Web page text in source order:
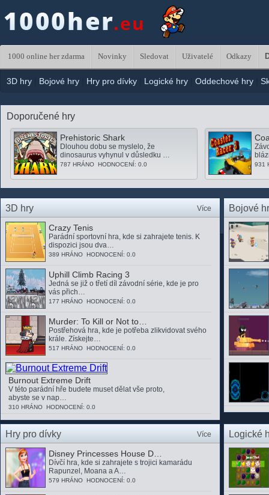
1000 online her zdarma Novinky Sledovat Uživatelé Odkazy
3D hry Bojové hry Hry pro dívky Logické hry Oddechové hry
Doporučené hry
Prehistoric Shark
Dlouhou dobu se myslelo, že
dinosaurus vyhynul v důsledku …
787 HRÁNO HODNOCENÍ: 0.0 931
3D hry Více
Crazy Tenis
Parádní sportovní hra, kde si zahrajete tenis. K
dispozici jsou dva…
389 HRÁNO HODNOCENÍ: 0.0
Uphill Climb Racing 3
Jedná se již o třetí díl závodní série, kde je pro
vás přich…
177 HRÁNO HODNOCENÍ: 0.0
Murder: To Kill or Not to…
Postřehová hra, kde je potřeba zlikvidovat svého
krále. Získejte…
517 HRÁNO HODNOCENÍ: 0.0
Burnout Extreme Drift
V této parádní hře budete muset dělat vše proto,
abyste se v nap…
310 HRÁNO HODNOCENÍ: 0.0
Bojové
Hry pro dívky Více
Disney Princesses House D…
Dívčí hra, kde si zahrajete s trojici kamarádu
Rapunzel, Moana a A…
579 HRÁNO HODNOCENÍ: 0.0
Logické